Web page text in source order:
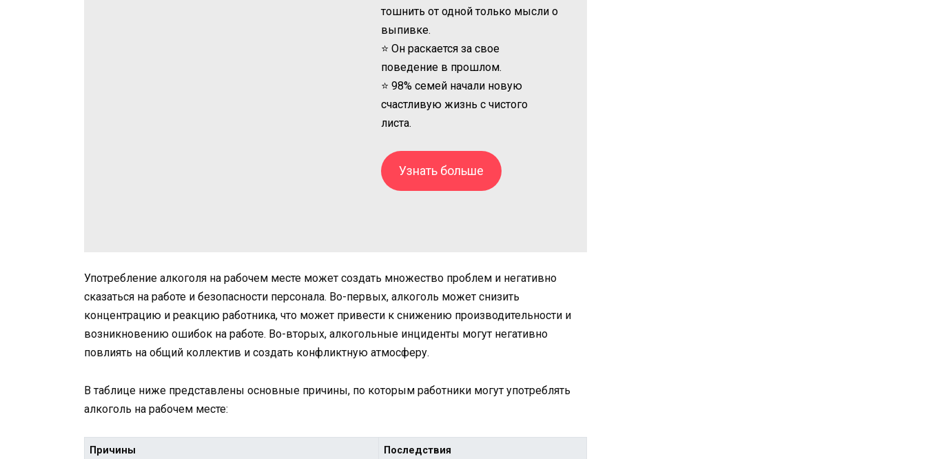
тошнить от одной только мысли о
выпивке.
⭐ Он раскается за свое
поведение в прошлом.
⭐ 98% семей начали новую
счастливую жизнь с чистого
листа.
Узнать больше
Употребление алкоголя на рабочем месте может создать множество проблем и негативно
сказаться на работе и безопасности персонала. Во-первых, алкоголь может снизить
концентрацию и реакцию работника, что может привести к снижению производительности и
возникновению ошибок на работе. Во-вторых, алкогольные инциденты могут негативно
повлиять на общий коллектив и создать конфликтную атмосферу.
В таблице ниже представлены основные причины, по которым работники могут употреблять
алкоголь на рабочем месте:
Причины Последствия